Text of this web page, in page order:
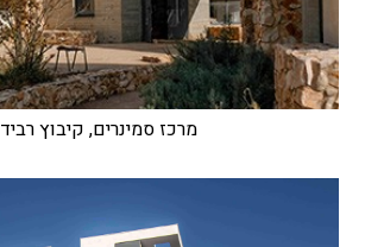
מרכז סמינרים, קיבוץ רביד